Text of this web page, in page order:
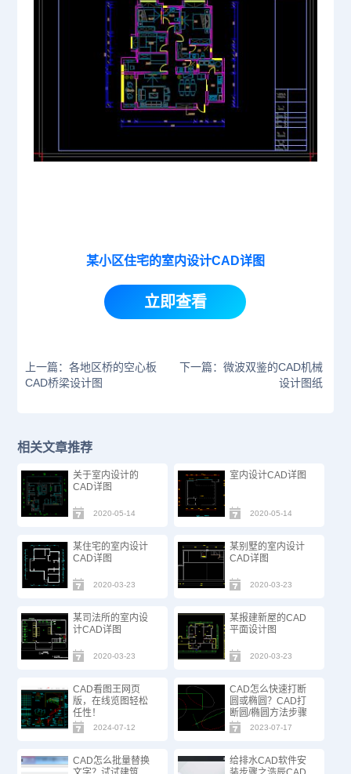
某小区住宅的室内设计CAD详图
立即查看
上一篇：各地区桥的空心板
CAD桥梁设计图
下一篇：微波双鉴的CAD机械
设计图纸
相关文章推荐
关于室内设计的
CAD详图
2020-05-14
室内设计CAD详图
2020-05-14
某住宅的室内设计
CAD详图
2020-03-23
某别墅的室内设计
CAD详图
2020-03-23
某司法所的室内设
计CAD详图
2020-03-23
某报建新屋的CAD
平面设计图
2020-03-23
CAD看图王网页
版，在线览图轻松
任性！
2024-07-12
CAD怎么快速打断
圆或椭圆？CAD打
断圆/椭圆方法步骤
2023-07-17
CAD怎么批量替换
给排水CAD软件安